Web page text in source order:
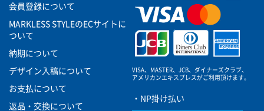
会員登録について
MARKLESS STYLEのECサイトに
ついて
納期について
デザイン入稿について
お支払について
返品・交換について
VISA、MASTER、JCB、ダイナーズクラブ、
アメリカンエキスプレスがご利用頂けます。
・NP掛け払い